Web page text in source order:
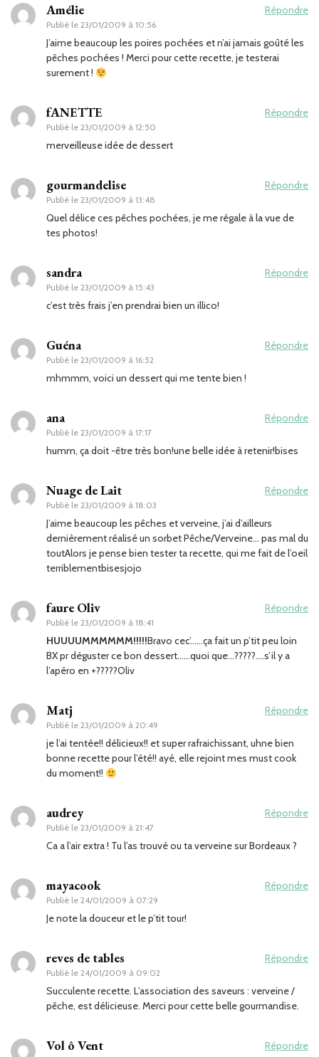
Amélie
Publié le 23/01/2009 à 10:56
Répondre
J’aime beaucoup les poires pochées et n’ai jamais goûté les
pêches pochées ! Merci pour cette recette, je testerai
surement !
fANETTE
Publié le 23/01/2009 à 12:50
Répondre
merveilleuse idée de dessert
gourmandelise
Publié le 23/01/2009 à 13:48
Répondre
Quel délice ces pêches pochées, je me régale à la vue de
tes photos!
sandra
Publié le 23/01/2009 à 15:43
Répondre
c’est très frais j’en prendrai bien un illico!
Guéna
Publié le 23/01/2009 à 16:52
Répondre
mhmmm, voici un dessert qui me tente bien !
ana
Publié le 23/01/2009 à 17:17
Répondre
humm, ça doit -être très bon!une belle idée à retenir!bises
Nuage de Lait
Publié le 23/01/2009 à 18:03
Répondre
J’aime beaucoup les pêches et verveine, j’ai d’ailleurs
dernièrement réalisé un sorbet Pêche/Verveine… pas mal du
toutAlors je pense bien tester ta recette, qui me fait de l’oeil
terriblementbisesjojo
faure Oliv
Publié le 23/01/2009 à 18:41
Répondre
HUUUUMMMMMM!!!!!Bravo cec’……ça fait un p’tit peu loin
BX pr déguster ce bon dessert……quoi que…?????….s’il y a
l’apéro en +?????Oliv
Matj
Publié le 23/01/2009 à 20:49
Répondre
je l’ai tentée!! délicieux!! et super rafraichissant, uhne bien
bonne recette pour l’été!! ayé, elle rejoint mes must cook
du moment!!
audrey
Publié le 23/01/2009 à 21:47
Répondre
Ca a l’air extra ! Tu l’as trouvé ou ta verveine sur Bordeaux ?
mayacook
Publié le 24/01/2009 à 07:29
Répondre
Je note la douceur et le p’tit tour!
reves de tables
Publié le 24/01/2009 à 09:02
Répondre
Succulente recette. L’association des saveurs : verveine /
pêche, est délicieuse. Merci pour cette belle gourmandise.
Vol ô Vent Répondre